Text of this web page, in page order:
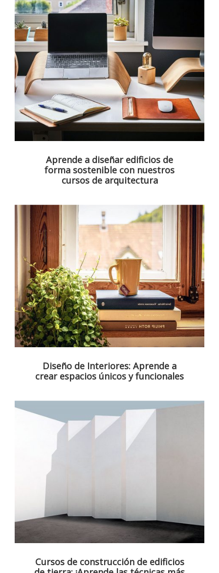
Aprende a diseñar edificios de
forma sostenible con nuestros
cursos de arquitectura
Diseño de Interiores: Aprende a
crear espacios únicos y funcionales
Cursos de construcción de edificios